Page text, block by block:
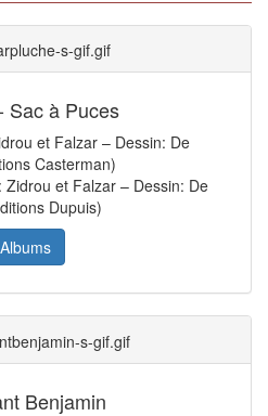
Sac à Puces
et Falzar – Dessin: De
Casterman)
et Falzar – Dessin: De
Dupuis)
Albums
Benjamin